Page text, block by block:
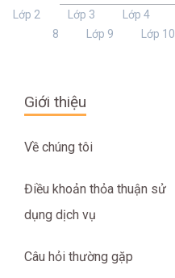
Lớp 2 Lớp 3 Lớp 4
8
Lớp 9 Lớp 10
Giới thiệu
Về chúng tôi
Điều khoản thỏa thuận sử
dụng dịch vụ
Câu hỏi thường gặp